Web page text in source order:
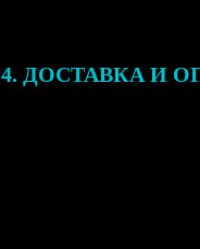
4. ДОСТАВКА И
Введите адрес и
заказа. Если у вас есть
его в специальное поле